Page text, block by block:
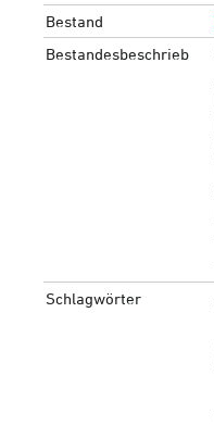
Bestand
Bestandesbeschrieb
Schlagwörter